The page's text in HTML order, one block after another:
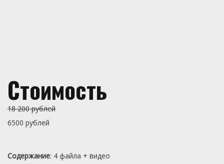
Стоимость
18 200 рублей
6500 рублей
Содержание: 4 файла + видео